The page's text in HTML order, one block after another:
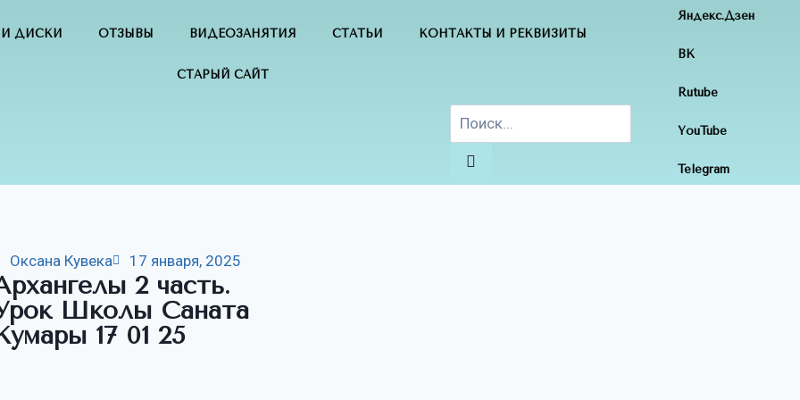
ДИСКИ ОТЗЫВЫ ВИДЕОЗАНЯТИЯ СТАТЬИ КОНТАКТЫ И РЕКВИЗИТЫ
СТАРЫЙ САЙТ
Яндекс.Дзен
ВК
Rutube
YouTube
Telegram
Оксана Кувека 17 января, 2025
2 часть.
Школы Саната
17 01 25